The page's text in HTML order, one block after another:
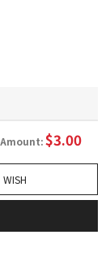
$3.00
WISH